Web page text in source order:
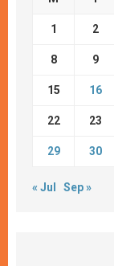
1 2
8 9
15 16
22 23
29 30
« Jul Sep »